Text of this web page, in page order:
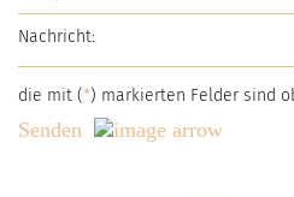
die mit (*) markierten Felder sind
Senden